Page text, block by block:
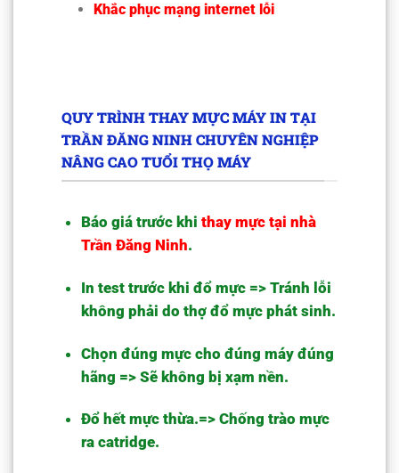
Khắc phục mạng internet lỗi
QUY TRÌNH THAY MỰC MÁY IN TẠI
TRẦN ĐĂNG NINH CHUYÊN NGHIỆP
NÂNG CAO TUỔI THỌ MÁY
Báo giá trước khi thay mực tại nhà
Trần Đăng Ninh.
In test trước khi đổ mực => Tránh lỗi
không phải do thợ đổ mực phát sinh.
Chọn đúng mực cho đúng máy đúng
hãng => Sẽ không bị xạm nền.
Đổ hết mực thừa.=> Chống trào mực
ra catridge.